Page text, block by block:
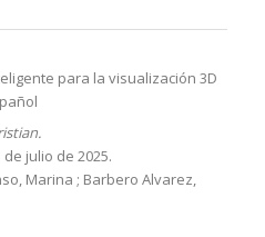
para la visualización 3D
julio de 2025.
Marina ; Barbero Alvarez,